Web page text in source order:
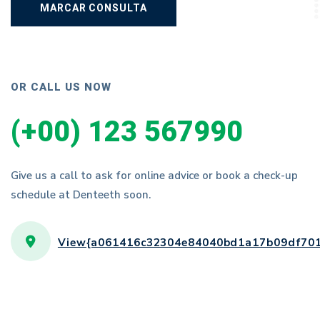
OR CALL US NOW
(+00) 123 567990
Give us a call to ask for online advice or book a check-up
schedule at Denteeth soon.